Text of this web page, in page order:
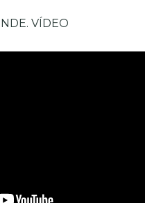
VÍDEO